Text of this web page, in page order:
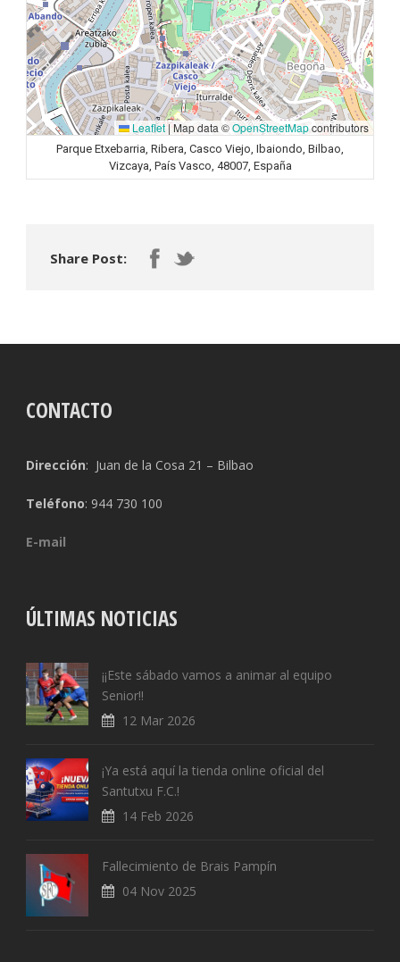
Leaflet|Map data ©OpenStreetMapcontributors
Parque Etxebarria, Ribera, Casco Viejo, Ibaiondo, Bilbao,
Vizcaya, País Vasco, 48007, España
Share Post:
CONTACTO
Dirección: Juan de la Cosa 21 – Bilbao
Teléfono: 944 730 100
E-mail
ÚLTIMAS NOTICIAS
¡¡Este sábado vamos a animar al equipo
Senior!!
12 Mar 2026
¡Ya está aquí la tienda online oficial del
Santutxu F.C.!
14 Feb 2026
Fallecimiento de Brais Pampín
04 Nov 2025